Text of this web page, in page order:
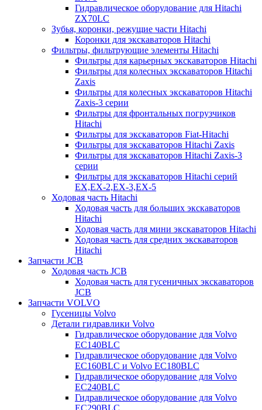
Гидравлическое оборудование для Hitachi
ZX70LC
Зубья, коронки, режущие части Hitachi
Коронки для экскаваторов Hitachi
Фильтры, фильтрующие элементы Hitachi
Фильтры для карьерных экскаваторов Hitachi
Фильтры для колесных экскаваторов Hitachi
Zaxis
Фильтры для колесных экскаваторов Hitachi
Zaxis-3 серии
Фильтры для фронтальных погрузчиков
Hitachi
Фильтры для экскаваторов Fiat-Hitachi
Фильтры для экскаваторов Hitachi Zaxis
Фильтры для экскаваторов Hitachi Zaxis-3
серии
Фильтры для экскаваторов Hitachi серий
EX,EX-2,EX-3,EX-5
Ходовая часть Hitachi
Ходовая часть для больших экскаваторов
Hitachi
Ходовая часть для мини экскаваторов Hitachi
Ходовая часть для средних экскаваторов
Hitachi
Запчасти JCB
Ходовая часть JCB
Ходовая часть для гусеничных экскаваторов
JCB
Запчасти VOLVO
Гусеницы Volvo
Детали гидравлики Volvo
Гидравлическое оборудование для Volvo
EC140BLC
Гидравлическое оборудование для Volvo
EC160BLC и Volvo EC180BLC
Гидравлическое оборудование для Volvo
EC240BLC
Гидравлическое оборудование для Volvo
EC290BLC